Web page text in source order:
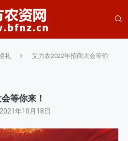
礼
艾力农2022年招商大会等你
等你来！
2021年10月18日